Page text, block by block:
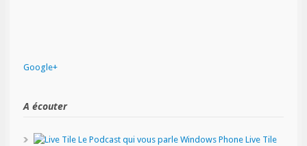
Google+
A écouter
Live Tile